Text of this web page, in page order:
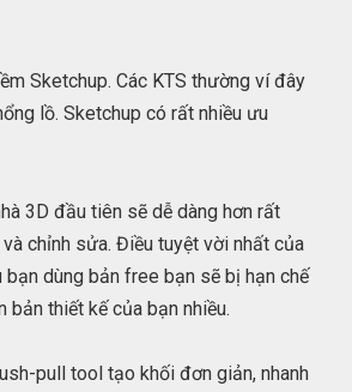
Sketchup. Các KTS thường ví đây
lồ. Sketchup có rất nhiều ưu
3D đầu tiên sẽ dễ dàng hơn rất
chỉnh sửa. Điều tuyệt vời nhất của
dùng bản free bạn sẽ bị hạn chế
thiết kế của bạn nhiều.
pull tool tạo khối đơn giản, nhanh